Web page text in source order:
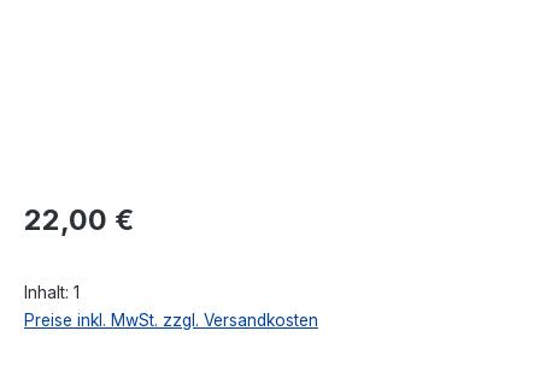
Regulärer Preis:
22,00 €
Inhalt: 1
Preise inkl. MwSt. zzgl. Versandkosten